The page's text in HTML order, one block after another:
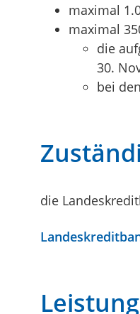
maximal
maximal
die
30.
bei
die